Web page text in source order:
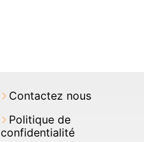
Contactez nous
Politique de
confidentialité